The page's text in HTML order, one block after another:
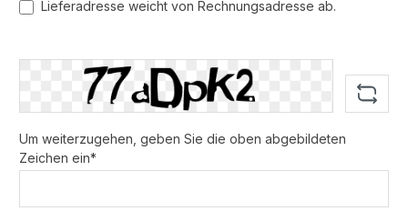
Lieferadresse weicht von Rechnungsadresse ab.
Um weiterzugehen, geben Sie die oben abgebildeten
Zeichen ein*